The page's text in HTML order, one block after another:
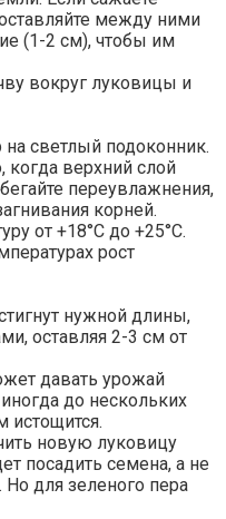
между ними
(1-2 см), чтобы им
вокруг луковицы и
на светлый подоконник.
когда верхний слой
переувлажнения,
корней.
от +18°C до +25°C.
рост
нужной длины,
оставляя 2-3 см от
давать урожай
до нескольких
истощится.
новую луковицу
посадить семена, а не
для зеленого пера